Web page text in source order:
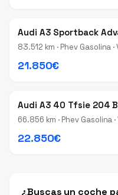
Audi A3 Sportback
83.512 km · Phev Gasolina
21.850€
Audi A3 40 Tfsie 204
66.856 km · Phev Gasolina
22.850€
¿Buscas un coche